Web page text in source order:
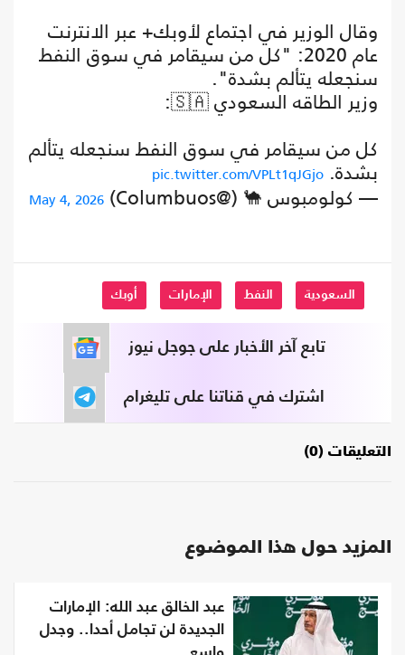
وقال الوزير في اجتماع لأوبك+ عبر الانترنت
عام 2020: "كل من سيقامر في سوق النفط
سنجعله يتألم بشدة".
وزير الطاقه السعودي 🇸🇦:
كل من سيقامر في سوق النفط سنجعله يتألم
بشدة. pic.twitter.com/VPLt1qJGjo
— كولومبوس 🐪 (@Columbuos) May 4, 2026
السعودية النفط الإمارات أوبك
تابع آخر الأخبار على جوجل نيوز
اشترك في قناتنا على تليغرام
التعليقات (0)
المزيد حول هذا الموضوع
عبد الخالق عبد الله: الإمارات
الجديدة لن تجامل أحدا.. وجدل